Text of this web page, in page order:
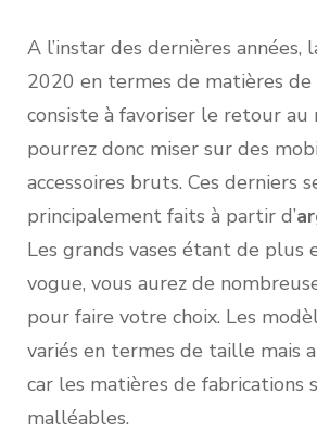
A l’instar des dernières années,
2020 en termes de matières de
consiste à favoriser le retour au
pourrez donc miser sur des
accessoires bruts. Ces derniers
principalement faits à partir d’
Les grands vases étant de plus
vogue, vous aurez de
pour faire votre choix. Les
variés en termes de taille mais
car les matières de fabrications
malléables.